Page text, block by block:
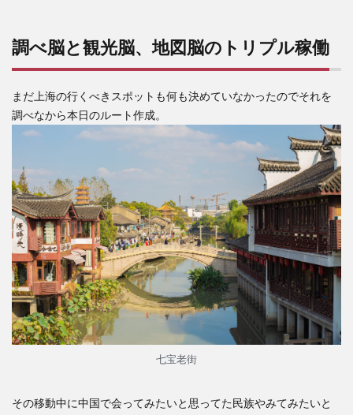
調べ脳と観光脳、地図脳のトリプル稼働
まだ上海の行くべきスポットも何も決めていなかったのでそれを
調べなから本日のルート作成。
七宝老街
その移動中に中国で会ってみたいと思ってた民族やみてみたいと